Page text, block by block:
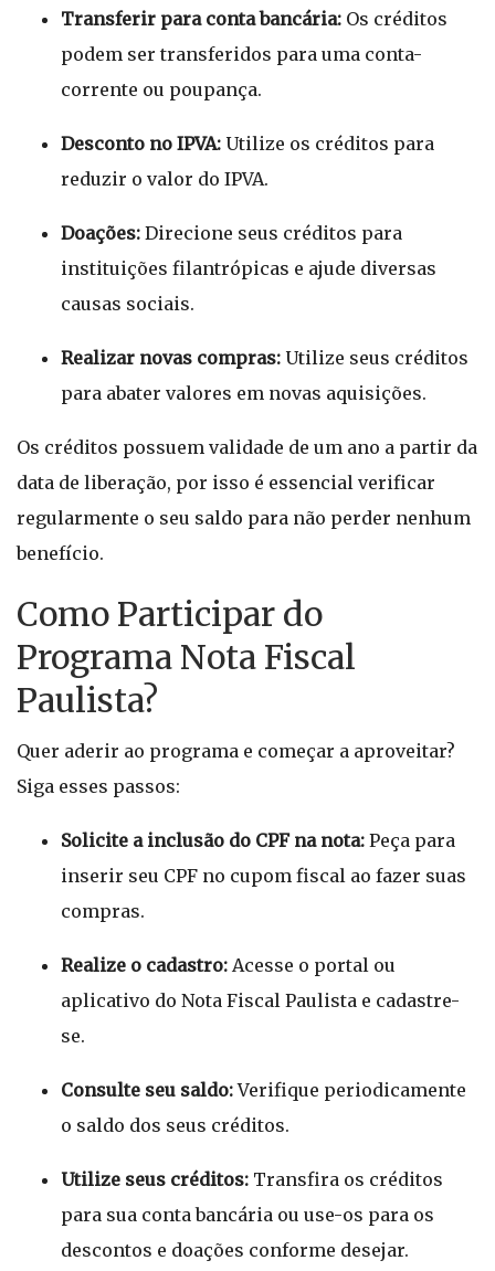
Transferir para conta bancária: Os créditos
podem ser transferidos para uma conta-
corrente ou poupança.
Desconto no IPVA: Utilize os créditos para
reduzir o valor do IPVA.
Doações: Direcione seus créditos para
instituições filantrópicas e ajude diversas
causas sociais.
Realizar novas compras: Utilize seus créditos
para abater valores em novas aquisições.
Os créditos possuem validade de um ano a partir da
data de liberação, por isso é essencial verificar
regularmente o seu saldo para não perder nenhum
benefício.
Como Participar do
Programa Nota Fiscal
Paulista?
Quer aderir ao programa e começar a aproveitar?
Siga esses passos:
Solicite a inclusão do CPF na nota: Peça para
inserir seu CPF no cupom fiscal ao fazer suas
compras.
Realize o cadastro: Acesse o portal ou
aplicativo do Nota Fiscal Paulista e cadastre-
se.
Consulte seu saldo:Verifique periodicamente
o saldo dos seus créditos.
Utilize seus créditos: Transfira os créditos
para sua conta bancária ou use-os para os
descontos e doações conforme desejar.